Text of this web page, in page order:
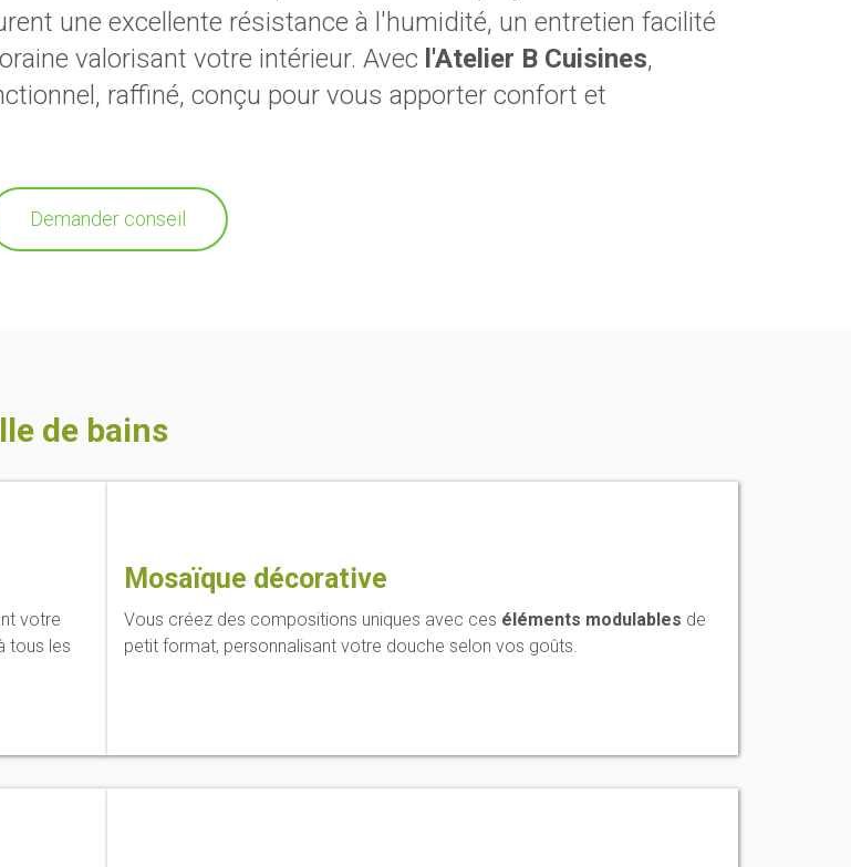
une excellente résistance à l'humidité, un entretien facilité
valorisant votre intérieur. Avec l'Atelier B Cuisines,
raffiné, conçu pour vous apporter confort et
Demander conseil
de bains
votre
tous les
Mosaïque décorative
Vous créez des compositions uniques avec ces éléments modulables de
petit format, personnalisant votre douche selon vos goûts.